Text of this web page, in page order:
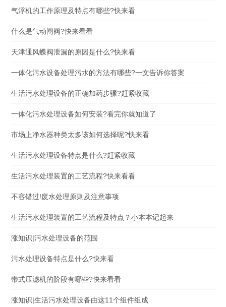
气浮机的工作原理及特点有哪些?快来看
什么是气动闸阀?快来看看
天津通风蝶阀泄漏的原因是什么?快来看
一体化污水设备处理污水的方法有哪些?一文告诉你答案
生活污水处理设备的正确加药步骤?赶紧收藏
一体化污水处理设备如何安装?看完你就知道了
市场上净水器种类太多该如何选择呢?快来看
生活污水处理设备特点是什么?赶紧收藏
生活污水处理装置的工艺流程?快来看看
不容错过!废水处理原则及注意事项
生活污水处理装置的工艺流程及特点？小本本记起来
涨知识|污水处理设备的范围
污水处理设备特点是什么?快来看
带式压滤机的阶段有哪些?快来看看
涨知识|生活污水处理设备由这11个组件组成